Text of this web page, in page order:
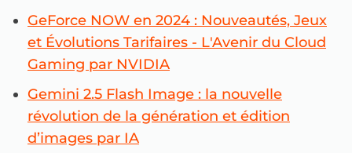
GeForce NOW en 2024 : Nouveautés, Jeux
et Évolutions Tarifaires - L'Avenir du Cloud
Gaming par NVIDIA
Gemini 2.5 Flash Image : la nouvelle
révolution de la génération et édition
d’images par IA